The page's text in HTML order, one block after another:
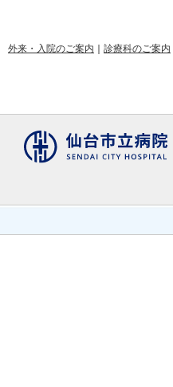
外来・入院のご案内 診療科のご案内